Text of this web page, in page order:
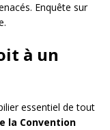
Enquête sur
à un
essentiel de tout
la Convention